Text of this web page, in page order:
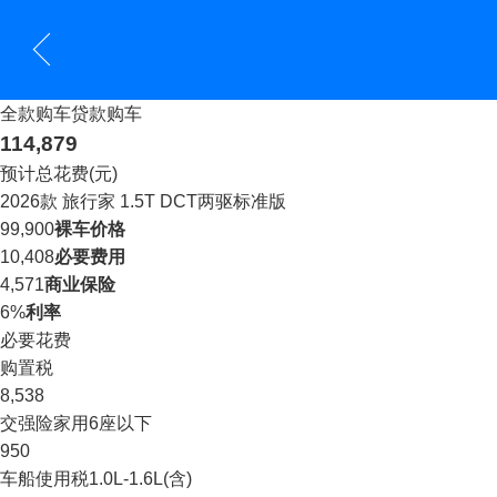
全款购车贷款购车
114,879
预计总花费(元)
2026款 旅行家 1.5T DCT两驱标准版
99,900裸车价格
10,408必要费用
4,571商业保险
6%利率
必要花费
购置税
8,538
交强险家用6座以下
950
车船使用税1.0L-1.6L(含)